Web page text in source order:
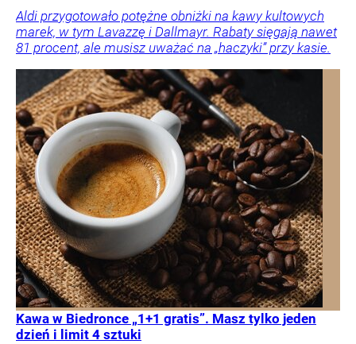
Aldi przygotowało potężne obniżki na kawy kultowych
marek, w tym Lavazzę i Dallmayr. Rabaty sięgają nawet
81 procent, ale musisz uważać na „haczyki” przy kasie.
Kawa w Biedronce „1+1 gratis”. Masz tylko jeden
dzień i limit 4 sztuki